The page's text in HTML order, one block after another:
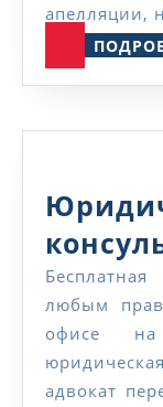
апелляции,
Бесплатная первичная консультация по
любым
офисе
адвокат